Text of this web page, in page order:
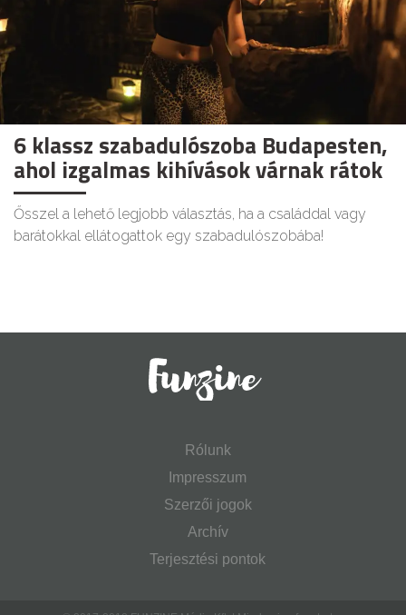
6 klassz szabadulószoba Budapesten,
ahol izgalmas kihívások várnak rátok
Ősszel a lehető legjobb választás, ha a családdal vagy
barátokkal ellátogattok egy szabadulószobába!
Rólunk
Impresszum
Szerzői jogok
Archív
Terjesztési pontok